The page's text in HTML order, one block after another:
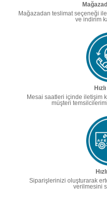
Mağazadan teslimat seçeneği
ve indirim
Mesai saatleri içinde iletişim
müşteri
Siparişlerinizi oluşturarak
verilmesini